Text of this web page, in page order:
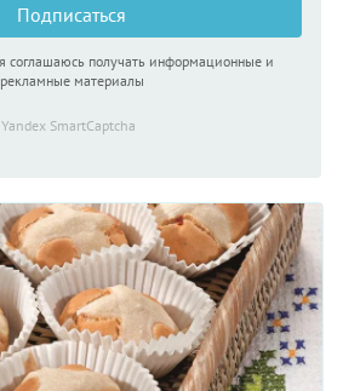
Подписаться
соглашаюсь получать информационные и
рекламные материалы
SmartCaptcha